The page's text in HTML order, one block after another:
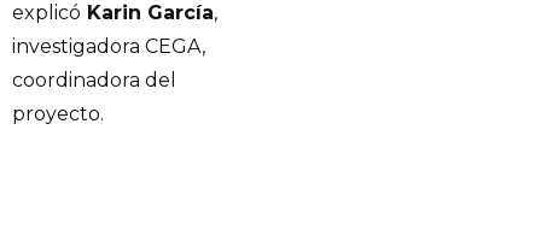
explicó Karin García,
investigadora CEGA,
coordinadora del
proyecto.